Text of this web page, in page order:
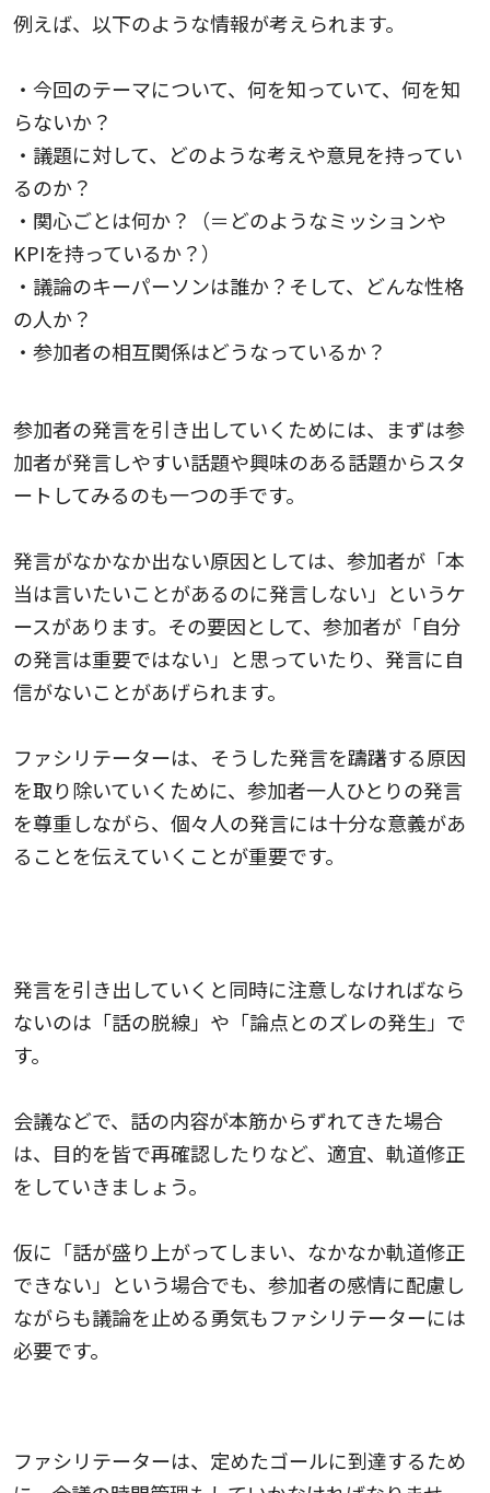
例えば、以下のような情報が考えられます。
・今回のテーマについて、何を知っていて、何を知
らないか？
・議題に対して、どのような考えや意見を持ってい
るのか？
・関心ごとは何か？（＝どのようなミッションや
KPIを持っているか？）
・議論のキーパーソンは誰か？そして、どんな性格
の人か？
・参加者の相互関係はどうなっているか？
参加者の発言を引き出していくためには、まずは参
加者が発言しやすい話題や興味のある話題からスタ
ートしてみるのも一つの手です。
発言がなかなか出ない原因としては、参加者が「本
当は言いたいことがあるのに発言しない」というケ
ースがあります。その要因として、参加者が「自分
の発言は重要ではない」と思っていたり、発言に自
信がないことがあげられます。
ファシリテーターは、そうした発言を躊躇する原因
を取り除いていくために、参加者一人ひとりの発言
を尊重しながら、個々人の発言には十分な意義があ
ることを伝えていくことが重要です。
発言を引き出していくと同時に注意しなければなら
ないのは「話の脱線」や「論点とのズレの発生」で
す。
会議などで、話の内容が本筋からずれてきた場合
は、目的を皆で再確認したりなど、適宜、軌道修正
をしていきましょう。
仮に「話が盛り上がってしまい、なかなか軌道修正
できない」という場合でも、参加者の感情に配慮し
ながらも議論を止める勇気もファシリテーターには
必要です。
ファシリテーターは、定めたゴールに到達するため